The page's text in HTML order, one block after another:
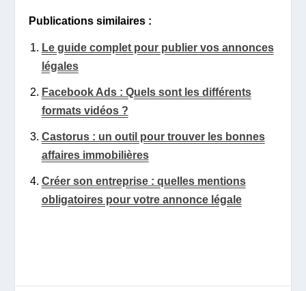
Publications similaires :
Le guide complet pour publier vos annonces
légales
Facebook Ads : Quels sont les différents
formats vidéos ?
Castorus : un outil pour trouver les bonnes
affaires immobilières
Créer son entreprise : quelles mentions
obligatoires pour votre annonce légale